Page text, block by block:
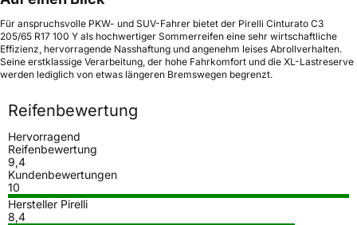
Für anspruchsvolle PKW- und SUV-Fahrer bietet der Pirelli Cinturato C3
205/65 R17 100 Y als hochwertiger Sommerreifen eine sehr wirtschaftliche
Effizienz, hervorragende Nasshaftung und angenehm leises Abrollverhalten.
Seine erstklassige Verarbeitung, der hohe Fahrkomfort und die XL-Lastreserve
werden lediglich von etwas längeren Bremswegen begrenzt.
Reifenbewertung
Hervorragend
Reifenbewertung
9,4
Kundenbewertungen
10
Hersteller Pirelli
8,4